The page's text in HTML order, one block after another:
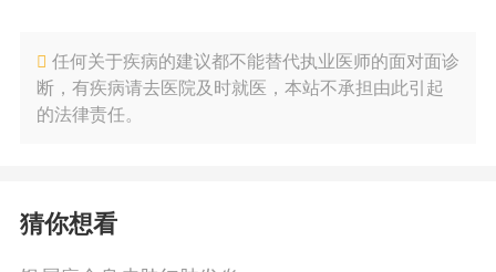
任何关于疾病的建议都不能替代执业医师的面对面诊
断，有疾病请去医院及时就医，本站不承担由此引起
的法律责任。
猜你想看